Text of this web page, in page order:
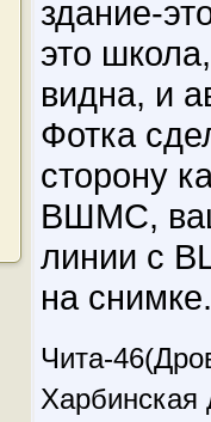
здание-
это
видна, и
Фотка
сторону
ВШМС,
линии с
на снимке.
Чита-
Харбинская